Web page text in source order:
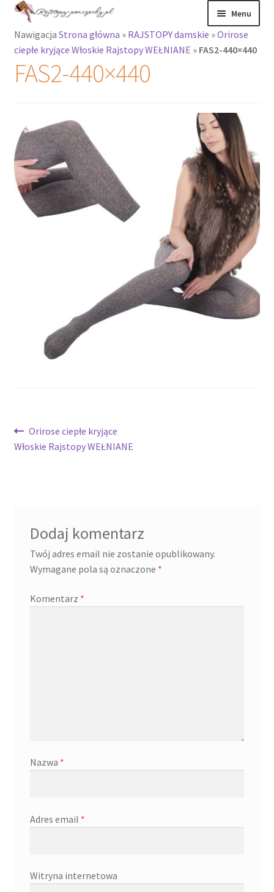
Przejdź
nawigacji
Przejdź
treści
Menu
Rajstopy
Rozwiń
menu
potomne
Rajstopy Orirose
zakolanówki
Podkolanówki i
skarpetki
Wszystkie
produkty
Nawigacja Strona główna » RAJSTOPY damskie »Orirose
ciepłe kryjące Włoskie Rajstopy WEŁNIANE » FAS2-440×440
FAS2-440×440
Nawigacja
wpisu
Poprzedni
wpis:
Orirose ciepłe kryjące
Włoskie Rajstopy WEŁNIANE
Dodaj komentarz
Twój adres email nie zostanie opublikowany.
Wymagane pola są oznaczone *
Komentarz *
Nazwa *
Adres email *
Witryna internetowa